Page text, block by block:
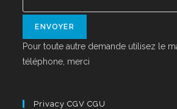
Pour toute autre demande utilisez le
téléphone, merci
Privacy CGV CGU